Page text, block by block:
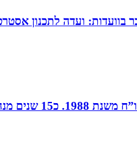
בוועדות: ועדה לתכנון
חן נוי,